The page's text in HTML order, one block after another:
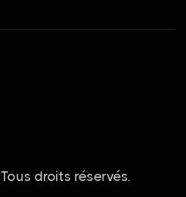
Tous droits réservés.